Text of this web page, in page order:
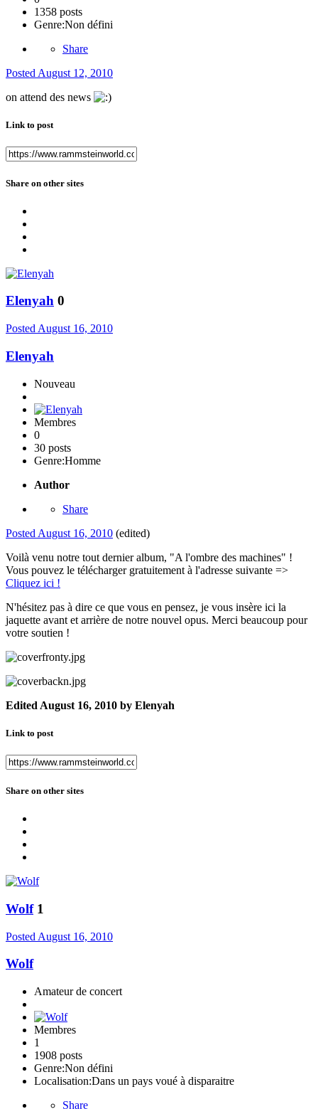
1358 posts
Genre:Non défini
Share
Posted August 12, 2010
on attend des news
Link to post
Share on other sites
Elenyah 0
Posted August 16, 2010
Elenyah
Nouveau
Membres
0
30 posts
Genre:Homme
Author
Share
Posted August 16, 2010 (edited)
Voilà venu notre tout dernier album, "A l'ombre des machines" !
Vous pouvez le télécharger gratuitement à l'adresse suivante =>
Cliquez ici !
N'hésitez pas à dire ce que vous en pensez, je vous insère ici la
jaquette avant et arrière de notre nouvel opus. Merci beaucoup pour
votre soutien !
Edited August 16, 2010 by Elenyah
Link to post
Share on other sites
Wolf 1
Posted August 16, 2010
Wolf
Amateur de concert
Membres
1
1908 posts
Genre:Non défini
Localisation:Dans un pays voué à disparaitre
Share